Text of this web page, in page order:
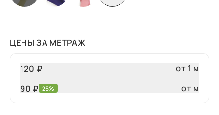
ЦЕНЫ ЗА МЕТРАЖ
120 ₽
от 1 м
90 ₽ 25% от м